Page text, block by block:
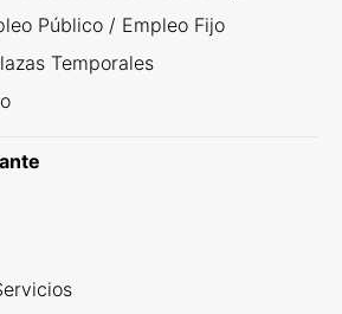
Público / Empleo Fijo
Temporales